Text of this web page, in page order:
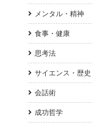
メンタル・精神
食事・健康
思考法
サイエンス・歴史
会話術
成功哲学